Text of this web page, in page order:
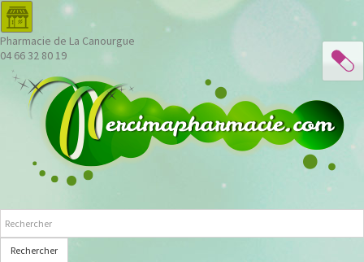
Pharmacie de La Canourgue
04 66 32 80 19
Rechercher